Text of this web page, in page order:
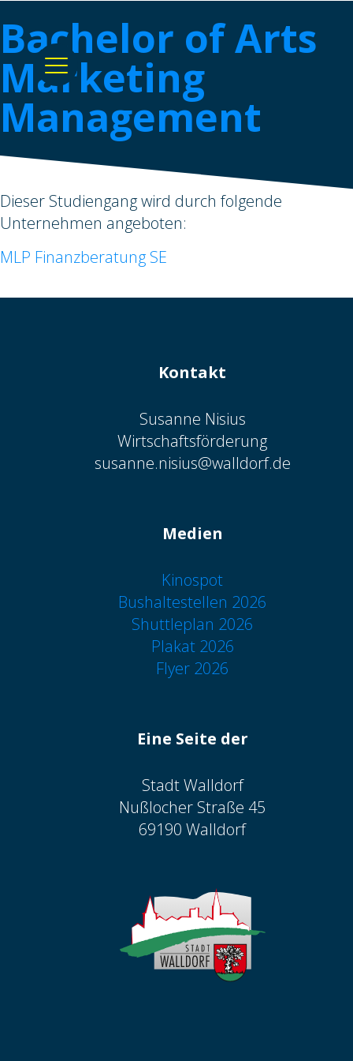
Bachelor of Arts
Marketing
Management
Dieser Studiengang wird durch folgende
Unternehmen angeboten:
MLP Finanzberatung SE
Kontakt
Susanne Nisius
Wirtschaftsförderung
susanne.nisius@walldorf.de
Medien
Kinospot
Bushaltestellen 2026
Shuttleplan 2026
Plakat 2026
Flyer 2026
Eine Seite der
Stadt Walldorf
Nußlocher Straße 45
69190 Walldorf